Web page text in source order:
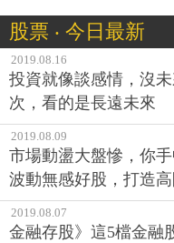
股票 ‧ 今日最新
2019.08.16
投資就像談感情，沒
次，看的是長遠未來
2019.08.09
市場動盪大盤慘，你
波動無感好股，打造高
2019.08.07
金融存股》這5檔金融